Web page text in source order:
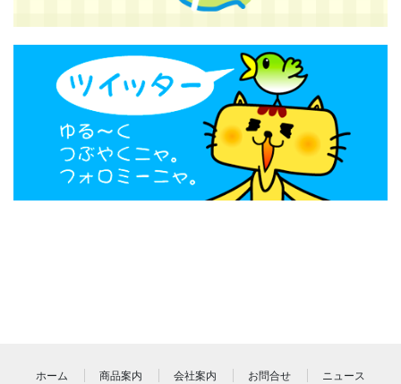
ホーム 商品案内 会社案内 お問合せ
ニュース